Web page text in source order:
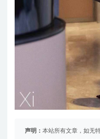
声明： 本站所有文章，如无